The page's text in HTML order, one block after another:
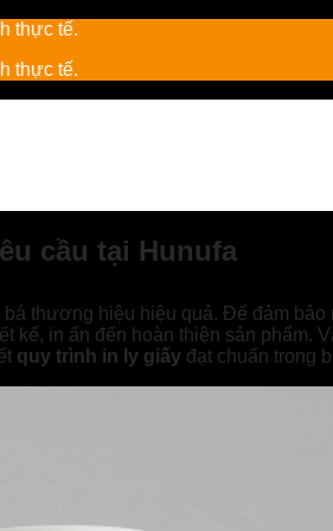
cầu tại Hunufa
thương hiệu hiệu quả. Để đảm
kế, in ấn đến hoàn thiện sản phẩm.
quy trình in ly giấy đạt chuẩn trong